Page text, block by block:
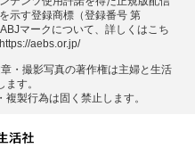
示す登録商標（登録番号 第
マークについて、詳しくはこち
https://aebs.or.jp/
・撮影写真の著作権は主婦と⽣活
す。
製⾏為は固く禁⽌します。